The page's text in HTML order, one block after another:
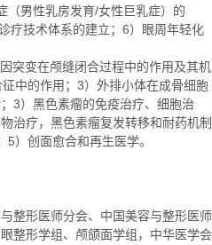
（男性乳房发育/女性巨乳症）的
疗技术体系的建立；6）眼周年轻化
突变在颅缝闭合过程中的作用及其机
中的作用；3）外排小体在成骨细胞
3）黑色素瘤的免疫治疗、细胞治
治疗，黑色素瘤复发转移和耐药机制
）创面愈合和再生医学。
整形医师分会、中国美容与整形医师
整形学组、颅颌面学组，中华医学会